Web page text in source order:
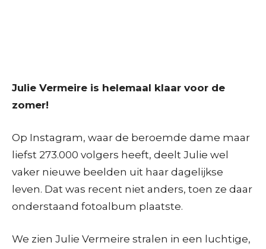
Julie Vermeire is helemaal klaar voor de
zomer!
Op Instagram, waar de beroemde dame maar
liefst 273.000 volgers heeft, deelt Julie wel
vaker nieuwe beelden uit haar dagelijkse
leven. Dat was recent niet anders, toen ze daar
onderstaand fotoalbum plaatste.
We zien Julie Vermeire stralen in een luchtige,